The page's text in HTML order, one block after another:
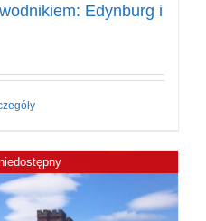
Edynburg i